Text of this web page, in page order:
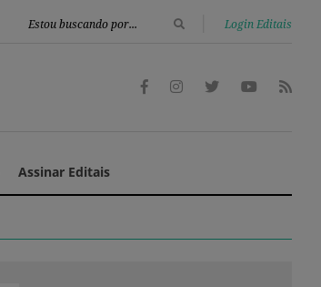
Login Editais
Assinar Editais